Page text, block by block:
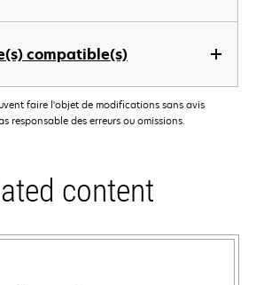
compatible(s)
faire l'objet de modifications sans avis
responsable des erreurs ou omissions.
content